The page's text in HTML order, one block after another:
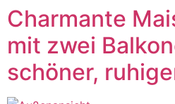
Charmante
mit zwei
schöner,